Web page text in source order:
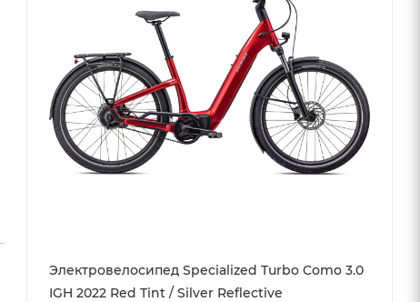
Электровелосипед Specialized Turbo Como 3.0
IGH 2022 Red Tint / Silver Reflective